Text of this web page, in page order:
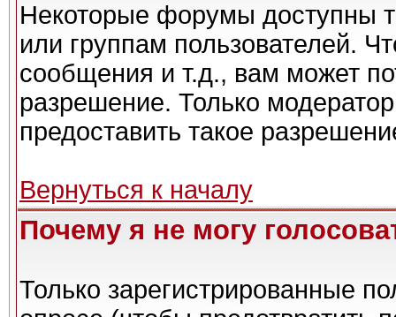
Некоторые форумы доступны
или группам пользователей.
сообщения и т.д., вам может
разрешение. Только
предоставить такое
Вернуться к началу
Почему я не могу
Только зарегистрированные